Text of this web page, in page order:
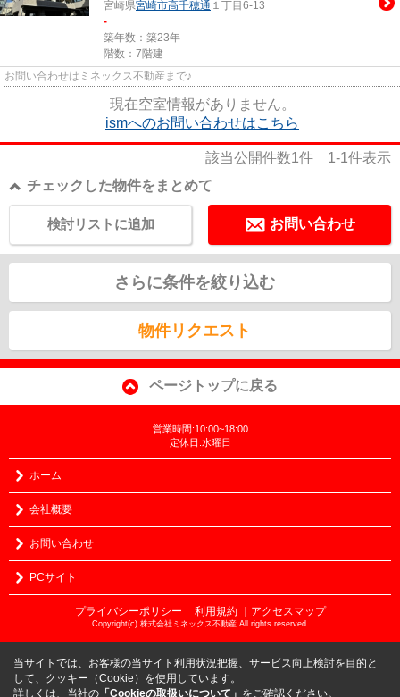
宮崎県宮崎市高千穂通 １丁目6-13
-
築年数：築23年
階数：7階建
お問い合わせはミネックス不動産まで♪
現在空室情報がありません。
ismへのお問い合わせはこちら
該当公開件数1件 1-1件表示
チェックした物件をまとめて
お問い合わせ
検討リストに追加
さらに条件を絞り込む
物件リクエスト
ページトップに戻る
営業時間:10:00~18:00
定休日:水曜日
ホーム
会社概要
お問い合わせ
PCサイト
プライバシーポリシー ｜ 利用規約 ｜アクセスマップ
Copyright(c) 株式会社ミネックス不動産 All rights reserved.
当サイトでは、お客様の当サイト利用状況把握、サービス向上検討を目的と
して、クッキー（Cookie）を使用しています。
詳しくは、当社の 「Cookieの取扱いについて」 をご確認ください。